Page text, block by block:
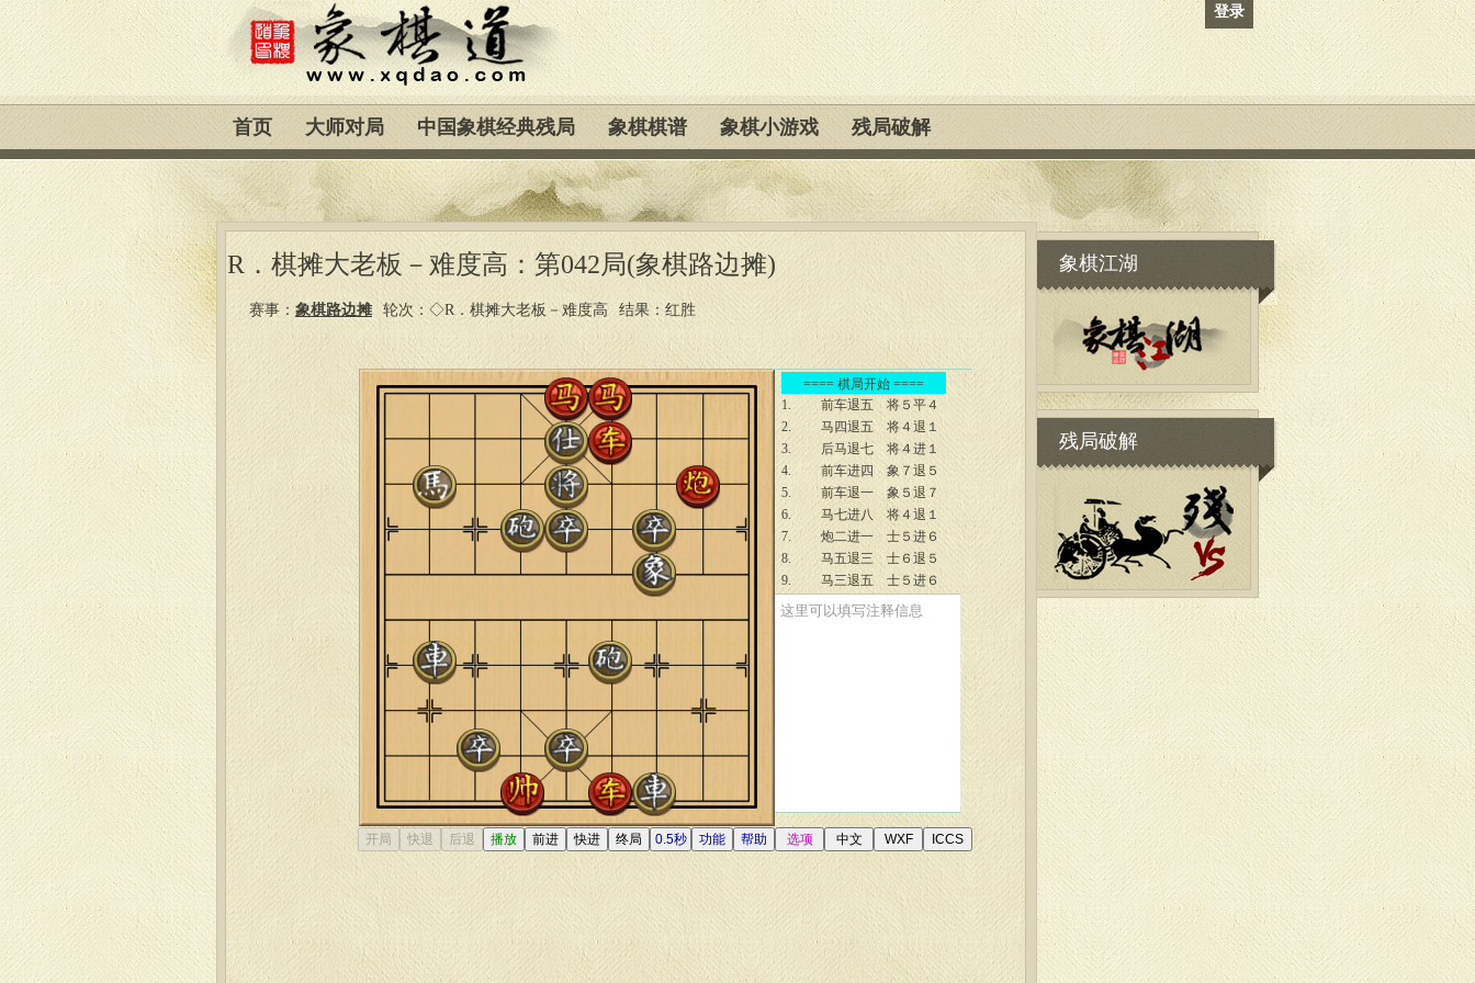
登录
首页 大师对局 中国象棋经典残局 象棋棋谱 象棋小游戏 残局破解
R．棋摊大老板－难度高：第042局(象棋路边摊)
赛事： 象棋路边摊 轮次：◇R．棋摊大老板－难度高 结果：红胜
==== 棋局开始 ====
1.
前车退五
将５平４
2.
马四退五
将４退１
3.
后马退七
将４进１
4.
前车进四
象７退５
5.
前车退一
象５退７
6.
马七进八
将４退１
7.
炮二进一
士５进６
8.
马五退三
士６退５
9.
马三退五
士５进６
10.
马五进四
将４平５
这里可以填写注释信息
象棋江湖
残局破解